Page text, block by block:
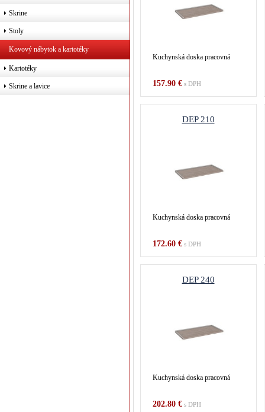
Skrine
Stoly
Kovový nábytok a kartotéky
Kartotéky
Skrine a lavice
Kuchynská doska pracovná
157.90 €s DPH
DEP 210
Kuchynská doska pracovná
172.60 €s DPH
DEP 240
Kuchynská doska pracovná
202.80 €s DPH